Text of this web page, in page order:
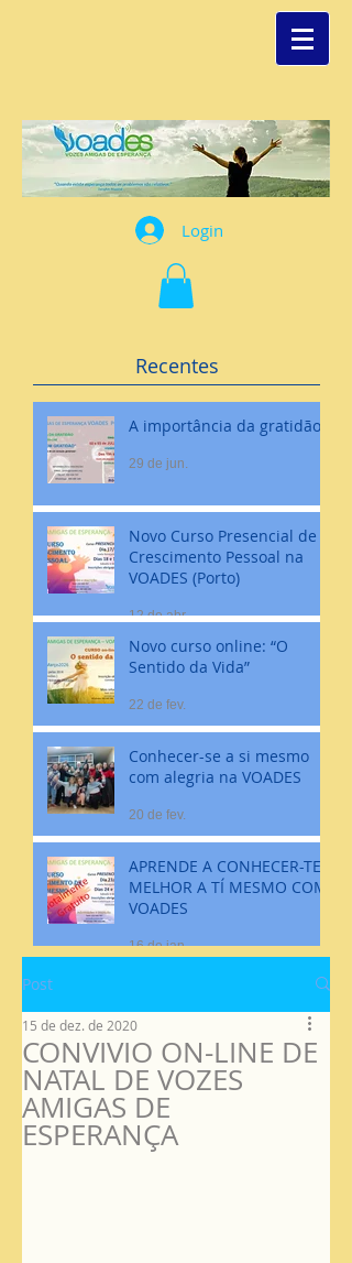
Login
Recentes
A importância da gratidão
29 de jun.
Novo Curso Presencial de
Crescimento Pessoal na
VOADES (Porto)
12 de abr.
Novo curso online: “O
Sentido da Vida”
22 de fev.
Conhecer-se a si mesmo
com alegria na VOADES
20 de fev.
APRENDE A CONHECER-TE
MELHOR A TÍ MESMO COM
VOADES
16 de jan.
Post
CONVIVIO ON-LINE DE
NATAL DE VOZES
AMIGAS DE
ESPERANÇA
15 de dez. de 2020